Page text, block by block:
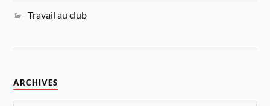
Travail au club
ARCHIVES